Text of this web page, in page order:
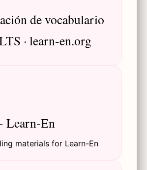
de vocabulario
· learn-en.org
Learn-En
materials for Learn-En